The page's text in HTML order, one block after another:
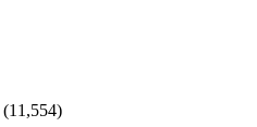
(11,554)